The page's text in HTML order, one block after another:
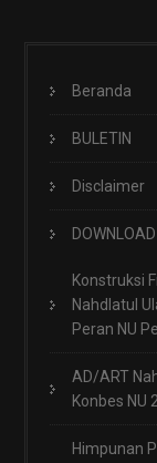
Beranda
BULETIN
Disclaimer
DOWNLOAD
Konstruksi
Nahdlatul
Peran NU
AD/ART
Konbes NU
Himpunan